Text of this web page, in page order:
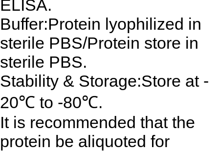
ELISA.
Buffer:Protein lyophilized in
sterile PBS/Protein store in
sterile PBS.
Stability & Storage:Store at -
20℃ to -80℃.
It is recommended that the
protein be aliquoted for